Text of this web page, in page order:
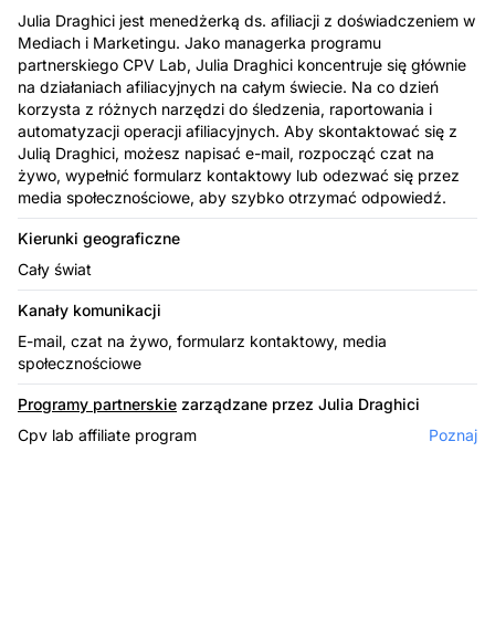
Julia Draghici jest menedżerką ds. afiliacji z doświadczeniem w
Mediach i Marketingu. Jako managerka programu
partnerskiego CPV Lab, Julia Draghici koncentruje się głównie
na działaniach afiliacyjnych na całym świecie. Na co dzień
korzysta z różnych narzędzi do śledzenia, raportowania i
automatyzacji operacji afiliacyjnych. Aby skontaktować się z
Julią Draghici, możesz napisać e-mail, rozpocząć czat na
żywo, wypełnić formularz kontaktowy lub odezwać się przez
media społecznościowe, aby szybko otrzymać odpowiedź.
Kierunki geograficzne
Cały świat
Kanały komunikacji
E-mail, czat na żywo, formularz kontaktowy, media
społecznościowe
Programy partnerskie zarządzane przez Julia Draghici
Cpv lab affiliate program
Poznaj